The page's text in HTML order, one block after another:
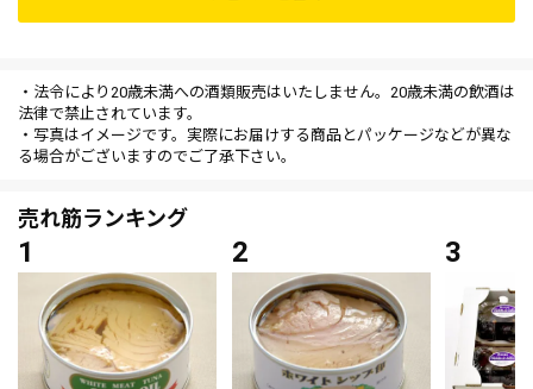
・法令により20歳未満への酒類販売はいたしません。20歳未満の飲酒は
法律で禁止されています。
・写真はイメージです。実際にお届けする商品とパッケージなどが異な
る場合がございますのでご了承下さい。
売れ筋ランキング